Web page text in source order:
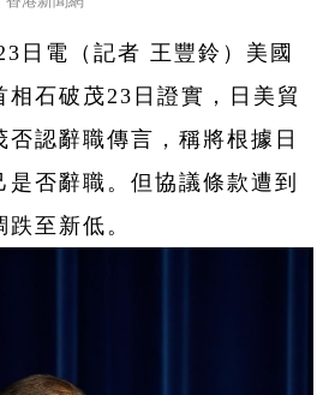
日電（記者 王豐鈴）美國
石破茂23日證實，日美貿
認辭職傳言，稱將根據日
否辭職。但協議條款遭到
至新低。